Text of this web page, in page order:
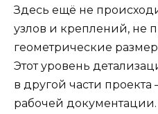
Здесь ещё не
узлов и креплений, не
геометрические
Этот уровень
в другой части
рабочей